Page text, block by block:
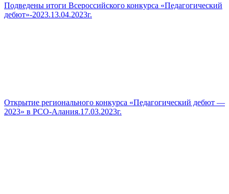
Подведены итоги Всероссийского конкурса «Педагогический
дебют»-2023.13.04.2023г.
Открытие регионального конкурса «Педагогический дебют —
2023» в РСО-Алания.17.03.2023г.